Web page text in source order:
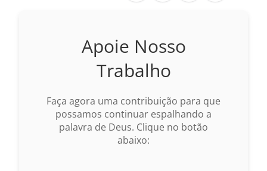
2017 – Nova Almeida Atualizada
2009 – Almeida Revisada e Corrigida
1969 – Almeida Revisada e Corrigida
1993 – Almeida Revisada e Atualizada
Apoie Nosso
Trabalho
Faça agora uma contribuição para que
possamos continuar espalhando a
palavra de Deus. Clique no botão
abaixo: